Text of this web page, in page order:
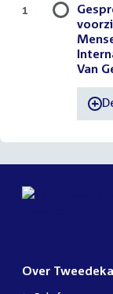
Van
-
1
Over